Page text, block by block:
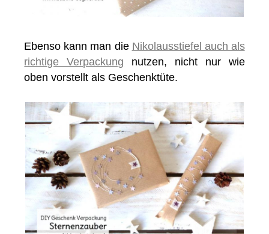
Ebenso kann man die Nikolausstiefel auch als
richtige Verpackung nutzen, nicht nur wie
oben vorstellt als Geschenktüte.